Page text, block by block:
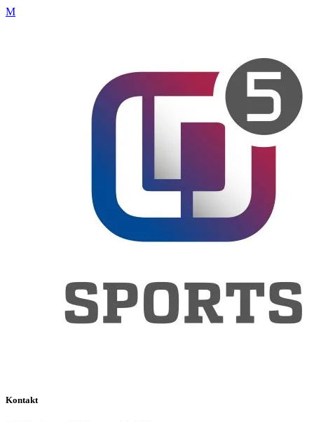
Kontakt